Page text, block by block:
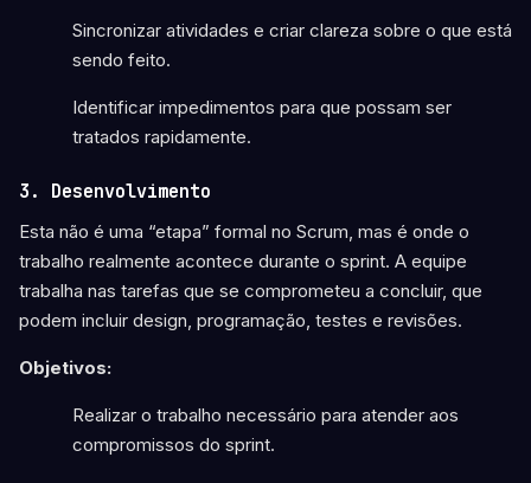
Sincronizar atividades e criar clareza sobre o que está
sendo feito.
Identificar impedimentos para que possam ser
tratados rapidamente.
3. Desenvolvimento
Esta não é uma “etapa” formal no Scrum, mas é onde o
trabalho realmente acontece durante o sprint. A equipe
trabalha nas tarefas que se comprometeu a concluir, que
podem incluir design, programação, testes e revisões.
Objetivos:
Realizar o trabalho necessário para atender aos
compromissos do sprint.